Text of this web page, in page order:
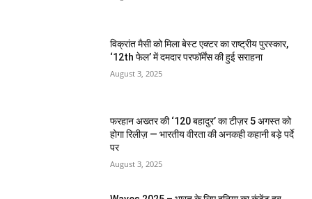
विक्रांत मैसी को मिला बेस्ट एक्टर का राष्ट्रीय पुरस्कार,
‘12th फेल’ में दमदार परफॉर्मेंस की हुई सराहना
August 3, 2025
फरहान अख्तर की ‘120 बहादुर’ का टीज़र 5 अगस्त को
होगा रिलीज़ — भारतीय वीरता की अनकही कहानी बड़े पर्दे
पर
August 3, 2025